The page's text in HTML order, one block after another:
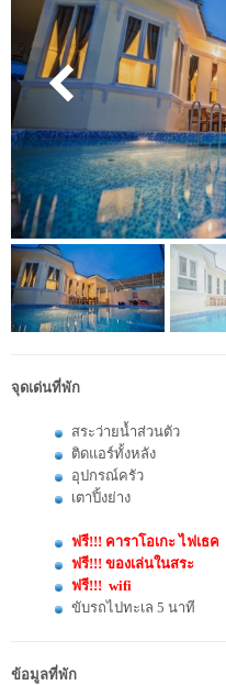
จุดเด่นที่พัก
สระว่ายน้ำส่วนตัว
ติดแอร์ทั้งหลัง
อุปกรณ์ครัว
เตาปิ้งย่าง
ฟรี!!! คาราโอเกะ ไฟเธค
ฟรี!!! ของเล่นในสระ
ฟรี!!! wifi
ขับรถไปทะเล 5 นาที
ข้อมูลที่พัก